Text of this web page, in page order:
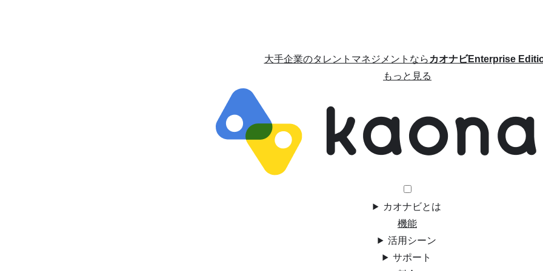
大手企業のタレントマネジメントならカオナビEnterprise
もっと見る
カオナビとは
機能
活用シーン
サポート